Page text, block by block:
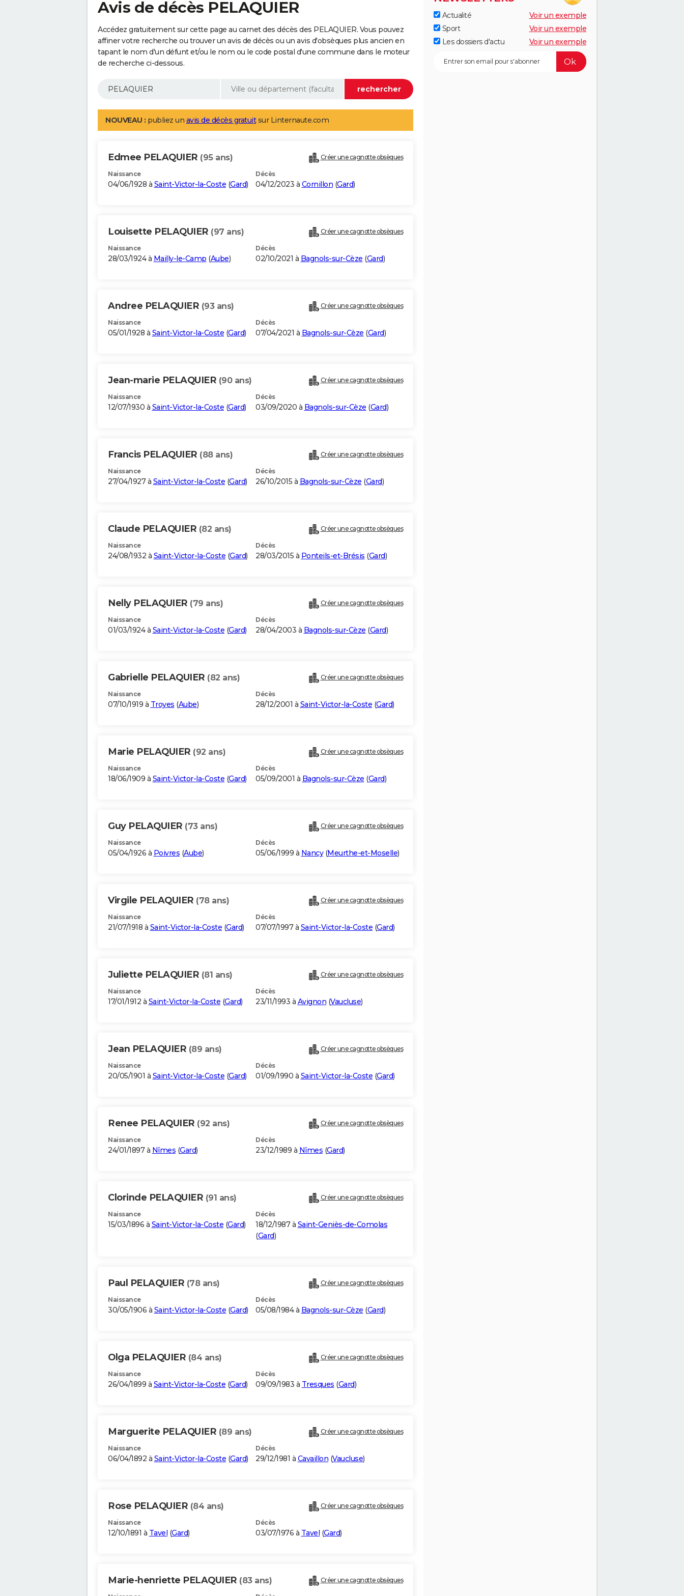
Avis de décès PELAQUIER
Accédez gratuitement sur cette page au carnet des décès des PELAQUIER. Vous pouvez
affiner votre recherche ou trouver un avis de décès ou un avis d'obsèques plus ancien en
tapant le nom d'un défunt et/ou le nom ou le code postal d'une commune dans le moteur
de recherche ci-dessous.
NOUVEAU : publiez un avis de décès gratuitsur Linternaute.com
Edmee PELAQUIER (95 ans) Créer une cagnotte obsèques
Naissance
04/06/1928 à Saint-Victor-la-Coste (Gard)
Décès
04/12/2023 à Cornillon (Gard)
Louisette PELAQUIER (97 ans) Créer une cagnotte obsèques
Naissance
28/03/1924 à Mailly-le-Camp (Aube)
Décès
02/10/2021 à Bagnols-sur-Cèze (Gard)
Andree PELAQUIER (93 ans) Créer une cagnotte obsèques
Naissance
05/01/1928 à Saint-Victor-la-Coste (Gard)
Décès
07/04/2021 à Bagnols-sur-Cèze (Gard)
Jean-marie PELAQUIER (90 ans) Créer une cagnotte obsèques
Naissance
12/07/1930 à Saint-Victor-la-Coste (Gard)
Décès
03/09/2020 à Bagnols-sur-Cèze (Gard)
Francis PELAQUIER (88 ans) Créer une cagnotte obsèques
Naissance
27/04/1927 à Saint-Victor-la-Coste (Gard)
Décès
26/10/2015 à Bagnols-sur-Cèze (Gard)
Claude PELAQUIER (82 ans) Créer une cagnotte obsèques
Naissance
24/08/1932 à Saint-Victor-la-Coste (Gard)
Décès
28/03/2015 à Ponteils-et-Brésis (Gard)
Nelly PELAQUIER (79 ans) Créer une cagnotte obsèques
Naissance
01/03/1924 à Saint-Victor-la-Coste (Gard)
Décès
28/04/2003 à Bagnols-sur-Cèze (Gard)
Gabrielle PELAQUIER (82 ans) Créer une cagnotte obsèques
Naissance
07/10/1919 à Troyes (Aube)
Décès
28/12/2001 à Saint-Victor-la-Coste (Gard)
Marie PELAQUIER (92 ans) Créer une cagnotte obsèques
Naissance
18/06/1909 à Saint-Victor-la-Coste (Gard)
Décès
05/09/2001 à Bagnols-sur-Cèze (Gard)
Guy PELAQUIER (73 ans) Créer une cagnotte obsèques
Naissance
05/04/1926 à Poivres (Aube)
Décès
05/06/1999 à Nancy(Meurthe-et-Moselle)
Virgile PELAQUIER (78 ans) Créer une cagnotte obsèques
Naissance
21/07/1918 à Saint-Victor-la-Coste (Gard)
Décès
07/07/1997 à Saint-Victor-la-Coste (Gard)
Juliette PELAQUIER (81 ans) Créer une cagnotte obsèques
Naissance
17/01/1912 à Saint-Victor-la-Coste (Gard)
Décès
23/11/1993 à Avignon (Vaucluse)
Jean PELAQUIER (89 ans) Créer une cagnotte obsèques
Naissance
20/05/1901 à Saint-Victor-la-Coste (Gard)
Décès
01/09/1990 à Saint-Victor-la-Coste (Gard)
Renee PELAQUIER (92 ans) Créer une cagnotte obsèques
Naissance
24/01/1897 à Nîmes (Gard)
Décès
23/12/1989 à Nîmes (Gard)
Clorinde PELAQUIER (91 ans) Créer une cagnotte obsèques
Naissance
15/03/1896 à Saint-Victor-la-Coste (Gard)
Décès
18/12/1987 à Saint-Geniès-de-Comolas
(Gard)
Paul PELAQUIER (78 ans) Créer une cagnotte obsèques
Naissance
30/05/1906 à Saint-Victor-la-Coste (Gard)
Décès
05/08/1984 à Bagnols-sur-Cèze (Gard)
Olga PELAQUIER (84 ans) Créer une cagnotte obsèques
Naissance
26/04/1899 à Saint-Victor-la-Coste (Gard)
Décès
09/09/1983 à Tresques (Gard)
Marguerite PELAQUIER (89 ans) Créer une cagnotte obsèques
Naissance
06/04/1892 à Saint-Victor-la-Coste (Gard)
Décès
29/12/1981 à Cavaillon (Vaucluse)
Rose PELAQUIER (84 ans) Créer une cagnotte obsèques
Naissance
12/10/1891 à Tavel (Gard)
Décès
03/07/1976 à Tavel (Gard)
Marie-henriette PELAQUIER (83 ans) Créer une cagnotte obsèques
Actualité
Voir un exemple
Sport
Voir un exemple
Les dossiers d'actu
Voir un exemple